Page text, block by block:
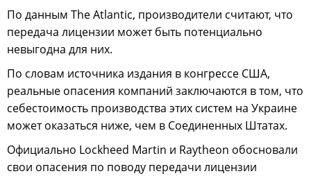
По данным The Atlantic, производители считают, что
передача лицензии может быть потенциально
невыгодна для них.
По словам источника издания в конгрессе США,
реальные опасения компаний заключаются в том, что
себестоимость производства этих систем на Украине
может оказаться ниже, чем в Соединенных Штатах.
Официально Lockheed Martin и Raytheon обосновали
свои опасения по поводу передачи лицензии